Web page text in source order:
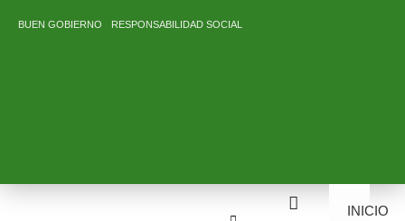
BUEN GOBIERNO RESPONSABILIDAD SOCIAL
INICIO